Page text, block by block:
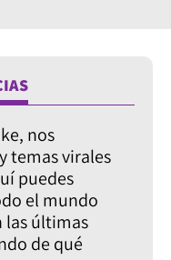
nos
temas virales
puedes
el mundo
las últimas
de qué